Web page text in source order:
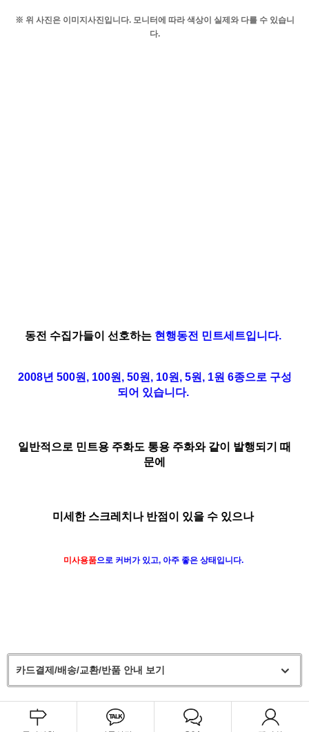
※ 위 사진은 이미지사진입니다. 모니터에 따라 색상이 실제와 다를 수 있습니
다.
동전 수집가들이 선호하는 현행동전 민트세트입니다.
2008년 500원, 100원, 50원, 10원, 5원, 1원 6종으로 구성
되어 있습니다.
일반적으로 민트용 주화도 통용 주화와 같이 발행되기 때
문에
미세한 스크레치나 반점이 있을 수 있으나
미사용품으로 커버가 있고, 아주 좋은 상태입니다.
카드결제/배송/교환/반품 안내 보기